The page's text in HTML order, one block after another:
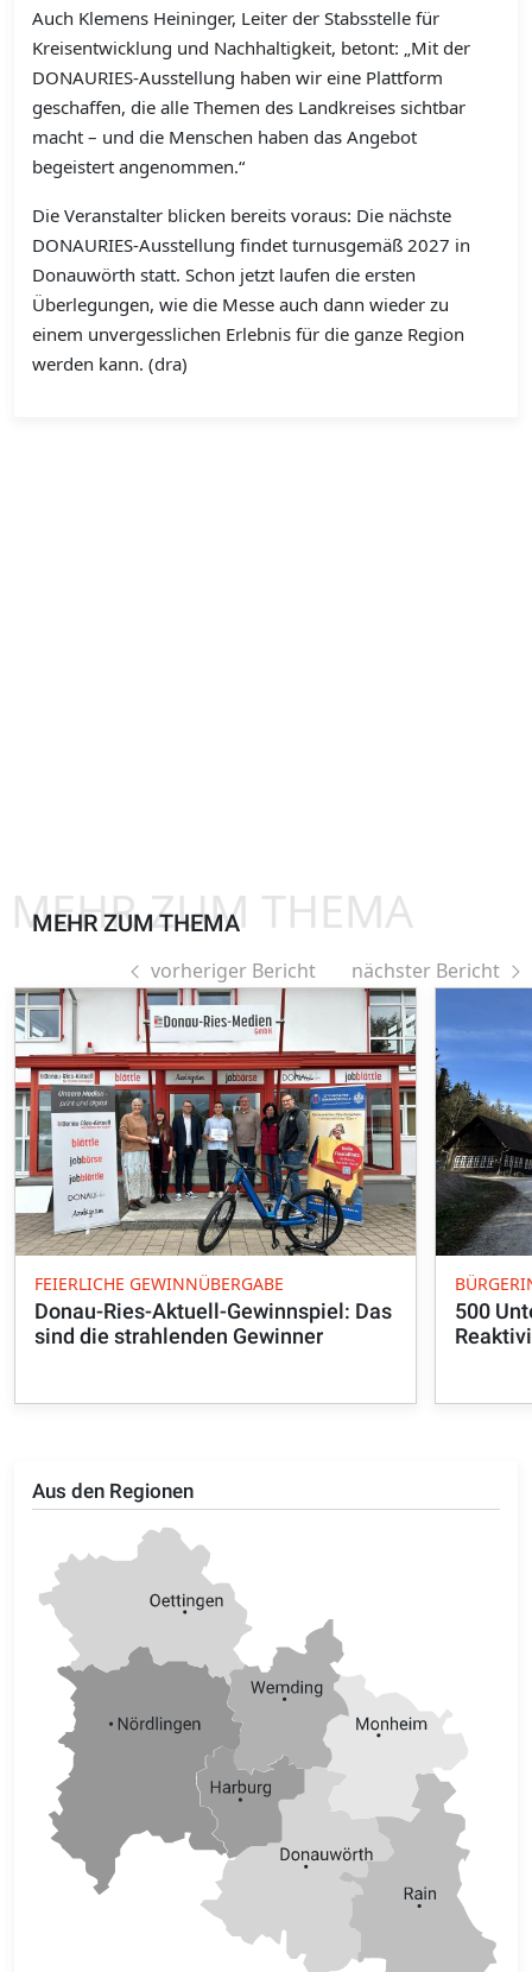
Auch Klemens Heininger, Leiter der Stabsstelle für
Kreisentwicklung und Nachhaltigkeit, betont: „Mit der
DONAURIES-Ausstellung haben wir eine Plattform
geschaffen, die alle Themen des Landkreises sichtbar
macht – und die Menschen haben das Angebot
begeistert angenommen.“
Die Veranstalter blicken bereits voraus: Die nächste
DONAURIES-Ausstellung findet turnusgemäß 2027 in
Donauwörth statt. Schon jetzt laufen die ersten
Überlegungen, wie die Messe auch dann wieder zu
einem unvergesslichen Erlebnis für die ganze Region
werden kann. (dra)
Aus den Regionen
MEHR ZUM THEMA
MEHR ZUM THEMA
vorheriger Bericht nächster Bericht
FEIERLICHE GEWINNÜBERGABE
Donau-Ries-Aktuell-Gewinnspiel: Das
sind die strahlenden Gewinner
500